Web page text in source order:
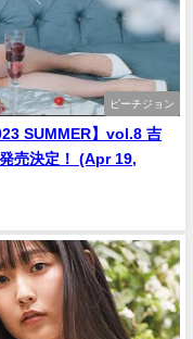
ピーチジョン
SUMMER】vol.8 吉
売決定！ (Apr 19,